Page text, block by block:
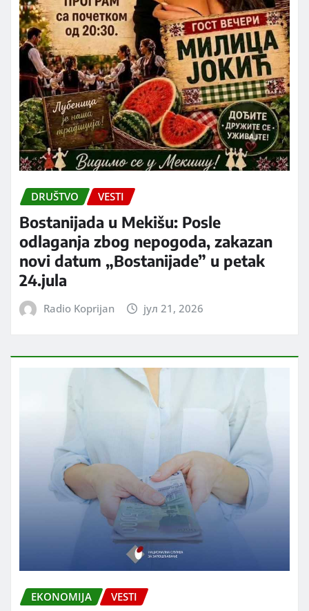
DRUŠTVO VESTI
Bostanijada u Mekišu: Posle
odlaganja zbog nepogoda, zakazan
novi datum „Bostanijade” u petak
24.jula
Radio Koprijan јул 21, 2026
EKONOMIJA VESTI